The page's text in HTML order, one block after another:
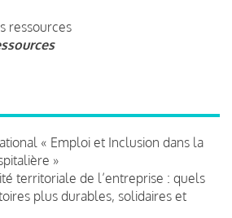
ressources
« Emploi et Inclusion dans la
»
territoriale de l’entreprise : quels
plus durables, solidaires et